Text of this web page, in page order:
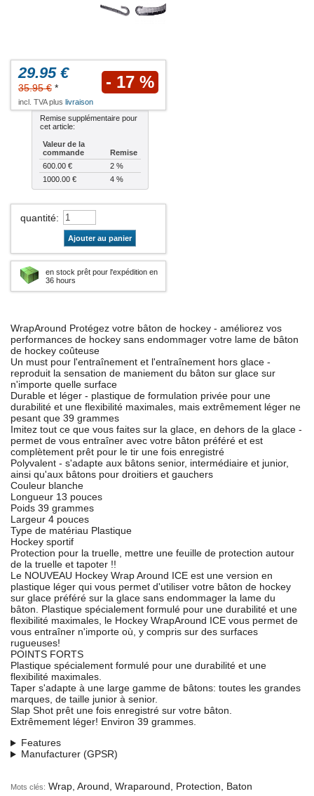
29.95 €
35.95 € * - 17 %
incl. TVA plus livraison
Remise supplémentaire pour
cet article:
Valeur de la
commande
Remise
600.00 €
2 %
1000.00 €
4 %
quantité:
Ajouter au panier
en stock prêt pour l'expédition en
36 hours
WrapAround Protégez votre bâton de hockey - améliorez vos
performances de hockey sans endommager votre lame de bâton
de hockey coûteuse
Un must pour l'entraînement et l'entraînement hors glace -
reproduit la sensation de maniement du bâton sur glace sur
n'importe quelle surface
Durable et léger - plastique de formulation privée pour une
durabilité et une flexibilité maximales, mais extrêmement léger ne
pesant que 39 grammes
Imitez tout ce que vous faites sur la glace, en dehors de la glace -
permet de vous entraîner avec votre bâton préféré et est
complètement prêt pour le tir une fois enregistré
Polyvalent - s'adapte aux bâtons senior, intermédiaire et junior,
ainsi qu'aux bâtons pour droitiers et gauchers
Couleur blanche
Longueur 13 pouces
Poids 39 grammes
Largeur 4 pouces
Type de matériau Plastique
Hockey sportif
Protection pour la truelle, mettre une feuille de protection autour
de la truelle et tapoter !!
Le NOUVEAU Hockey Wrap Around ICE est une version en
plastique léger qui vous permet d'utiliser votre bâton de hockey
sur glace préféré sur la glace sans endommager la lame du
bâton. Plastique spécialement formulé pour une durabilité et une
flexibilité maximales, le Hockey WrapAround ICE vous permet de
vous entraîner n'importe où, y compris sur des surfaces
rugueuses!
POINTS FORTS
Plastique spécialement formulé pour une durabilité et une
flexibilité maximales.
Taper s'adapte à une large gamme de bâtons: toutes les grandes
marques, de taille junior à senior.
Slap Shot prêt une fois enregistré sur votre bâton.
Extrêmement léger! Environ 39 grammes.
Features
Manufacturer (GPSR)
Mots clés: Wrap, Around, Wraparound, Protection, Baton